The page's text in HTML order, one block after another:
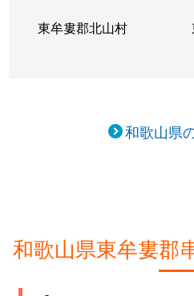
東牟婁郡北山村
和歌山県
和歌山県東牟婁郡